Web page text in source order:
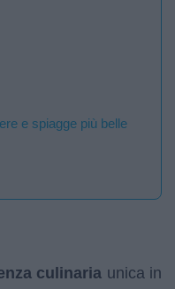
e spiagge più belle
culinaria unica in